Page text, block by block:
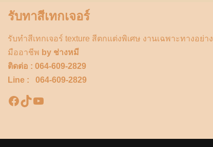
รับทาสีเทกเจอร์
รับทำสีเทกเจอร์ texture สีตกแต่งพิเศษ งานเฉพาะทางอย่าง
มืออาชีพ by ช่างหมี
ติดต่อ : 064-609-2829
Line : 064-609-2829